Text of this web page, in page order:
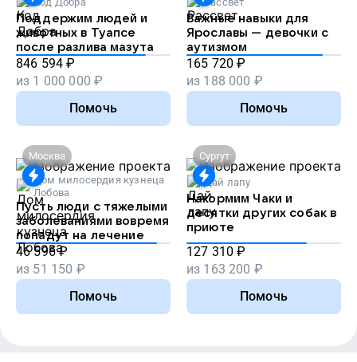
Поддержим людей и
животных в Туапсе
после разлива мазута
846 594 ₽
из 1 000 000 ₽
Помочь
Важные навыки для
Ярославы — девочки с
аутизмом
165 720 ₽
из 188 000 ₽
Помочь
Москва
Дом милосердия кузнеца
Лобова
Пусть люди с тяжелыми
заболеваниями вовремя
попадут на лечение
46 596 ₽
из 51 150 ₽
Помочь
Сургут
Дай лапу
Накормим Чаки и
десятки других собак в
приюте
127 310 ₽
из 163 200 ₽
Помочь